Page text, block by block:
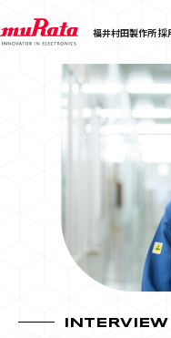
福井村田製作所 採
INTERVIEW